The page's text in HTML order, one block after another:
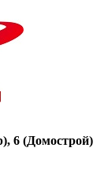
6 (Домострой)